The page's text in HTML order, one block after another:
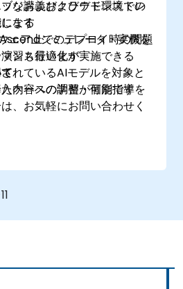
ジおよびクラウド環境での
なる
ェア上でのデプロイ時の問題
ンス最適化が実施できる
な講義およびデモンストレ
ます
シミュレータ・実機を
習も行います
れているAIモデルを対象と
ケースの学習が可能です
内容への調整・個別指導を
、お気軽にお問い合わせく